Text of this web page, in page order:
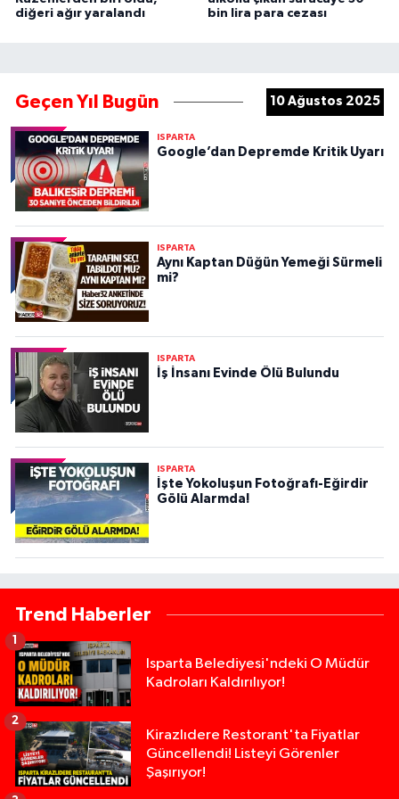
diğeri ağır yaralandı
bin lira para cezası
Geçen Yıl Bugün 10 Ağustos 2025
ISPARTA
Google’dan Depremde Kritik Uyarı
ISPARTA
Aynı Kaptan Düğün Yemeği Sürmeli
mi?
ISPARTA
İş İnsanı Evinde Ölü Bulundu
ISPARTA
İşte Yokoluşun Fotoğrafı-Eğirdir
Gölü Alarmda!
Trend Haberler
Isparta Belediyesi'ndeki O Müdür
Kadroları Kaldırılıyor!
1
Kirazlıdere Restorant'ta Fiyatlar
Güncellendi! Listeyi Görenler
Şaşırıyor!
2